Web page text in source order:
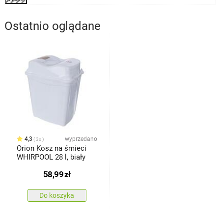
Ostatnio oglądane
4,3 3x wyprzedano
Orion Kosz na śmieci
WHIRPOOL 28 l, biały
58,99zł
Do koszyka